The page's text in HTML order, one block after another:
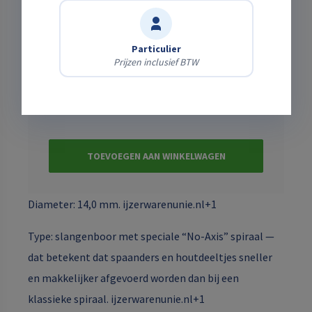
Schadeafkoopregeling Basis 7%
TOEVOEGEN AAN WINKELWAGEN
Diameter: 14,0 mm. ijzerwarenunie.nl+1
Type: slangenboor met speciale “No-Axis” spiraal —
dat betekent dat spaanders en houtdeeltjes sneller
en makkelijker afgevoerd worden dan bij een
klassieke spiraal. ijzerwarenunie.nl+1
Particulier
Prijzen inclusief BTW